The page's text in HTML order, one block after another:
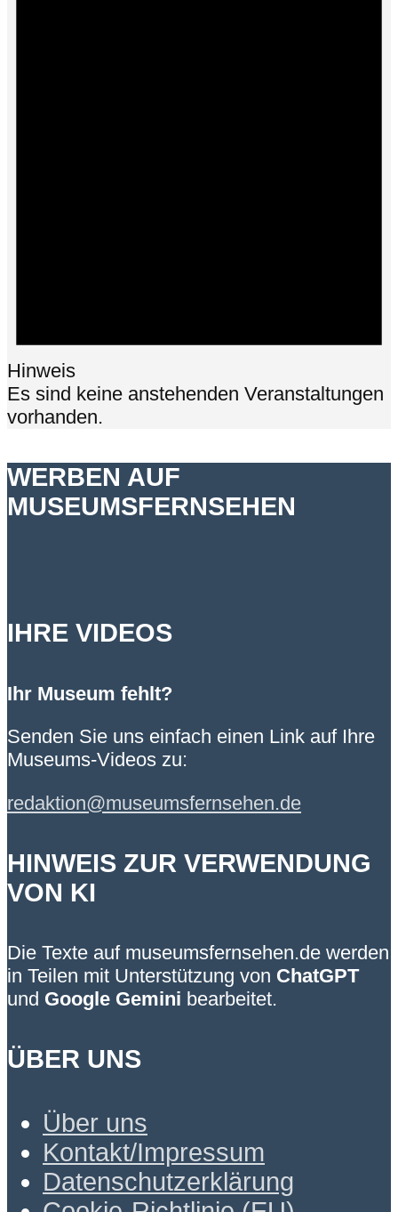
Hinweis
Es sind keine anstehenden Veranstaltungen
vorhanden.
WERBEN AUF
MUSEUMSFERNSEHEN
IHRE VIDEOS
Ihr Museum fehlt?
Senden Sie uns einfach einen Link auf Ihre
Museums-Videos zu:
redaktion@museumsfernsehen.de
HINWEIS ZUR VERWENDUNG
VON KI
Die Texte auf museumsfernsehen.de werden
in Teilen mit Unterstützung von ChatGPT
und Google Gemini bearbeitet.
ÜBER UNS
Über uns
Kontakt/Impressum
Datenschutzerklärung